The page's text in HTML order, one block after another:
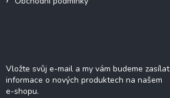
Vložte svůj e-mail a my vám budeme zasílat
informace o nových produktech na našem
e-shopu.